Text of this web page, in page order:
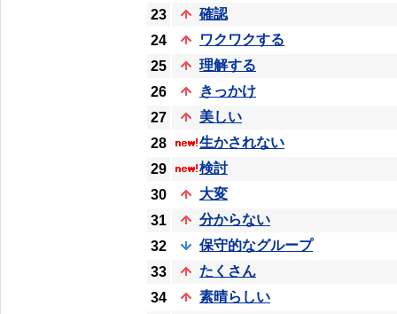
23
確認
24
ワクワクする
25
理解する
26
きっかけ
27
美しい
28
生かされない
29
検討
30
大変
31
分からない
32
保守的なグループ
33
たくさん
34
素晴らしい